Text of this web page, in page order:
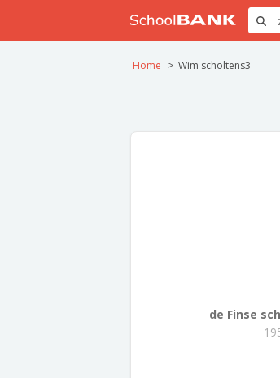
Home Wim scholtens3
de Finse